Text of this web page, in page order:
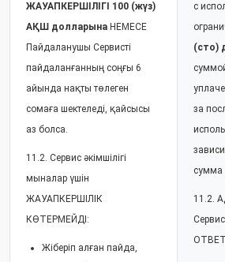
ЖАУАПКЕРШІЛІГІ 100 (жүз)
АҚШ долларына НЕМЕСЕ
Пайдаланушы Сервисті
пайдаланғанның соңғы 6
айында нақты төлеген
сомаға шектеледі, қайсысы
аз болса.
11.2. Сервис әкімшілігі
мыналар үшін
ЖАУАПКЕРШІЛІК
КӨТЕРМЕЙДІ:
Жіберіп алған пайда,
с
(сто)
за
сумма
11.2.